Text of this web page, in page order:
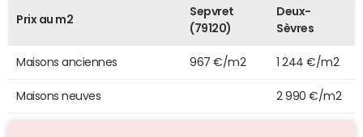
Prix au m2
Sepvret
(79120)
Deux-
Sèvres
Maisons anciennes 967 €/m2 1 244 €/m2
Maisons neuves 2 990 €/m2